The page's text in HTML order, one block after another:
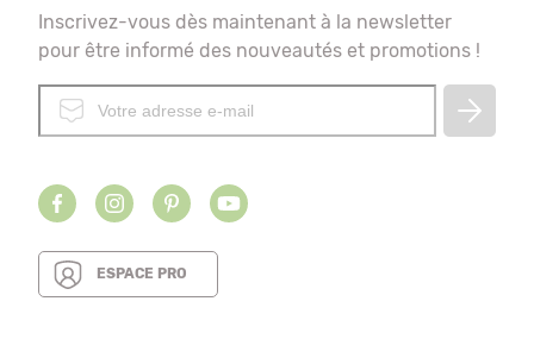
Inscrivez-vous dès maintenant à la newsletter
pour être informé des nouveautés et promotions !
ESPACE PRO